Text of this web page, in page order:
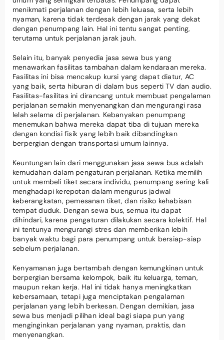
menikmati perjalanan dengan lebih leluasa, serta lebih
nyaman, karena tidak terdesak dengan jarak yang dekat
dengan penumpang lain. Hal ini tentu sangat penting,
terutama untuk perjalanan jarak jauh.
Selain itu, banyak penyedia jasa sewa bus yang
menawarkan fasilitas tambahan dalam kendaraan mereka.
Fasilitas ini bisa mencakup kursi yang dapat diatur, AC
yang baik, serta hiburan di dalam bus seperti TV dan audio.
Fasilitas-fasilitas ini dirancang untuk membuat pengalaman
perjalanan semakin menyenangkan dan mengurangi rasa
lelah selama di perjalanan. Kebanyakan penumpang
menemukan bahwa mereka dapat tiba di tujuan mereka
dengan kondisi fisik yang lebih baik dibandingkan
berpergian dengan transportasi umum lainnya.
Keuntungan lain dari menggunakan jasa sewa bus adalah
kemudahan dalam pengaturan perjalanan. Ketika memilih
untuk membeli tiket secara individu, penumpang sering kali
menghadapi kerepotan dalam mengurus jadwal
keberangkatan, pemesanan tiket, dan risiko kehabisan
tempat duduk. Dengan sewa bus, semua itu dapat
dihindari, karena pengaturan dilakukan secara kolektif. Hal
ini tentunya mengurangi stres dan memberikan lebih
banyak waktu bagi para penumpang untuk bersiap-siap
sebelum perjalanan.
Kenyamanan juga bertambah dengan kemungkinan untuk
berpergian bersama kelompok, baik itu keluarga, teman,
maupun rekan kerja. Hal ini tidak hanya meningkatkan
kebersamaan, tetapi juga menciptakan pengalaman
perjalanan yang lebih berkesan. Dengan demikian, jasa
sewa bus menjadi pilihan ideal bagi siapa pun yang
menginginkan perjalanan yang nyaman, praktis, dan
menyenangkan.